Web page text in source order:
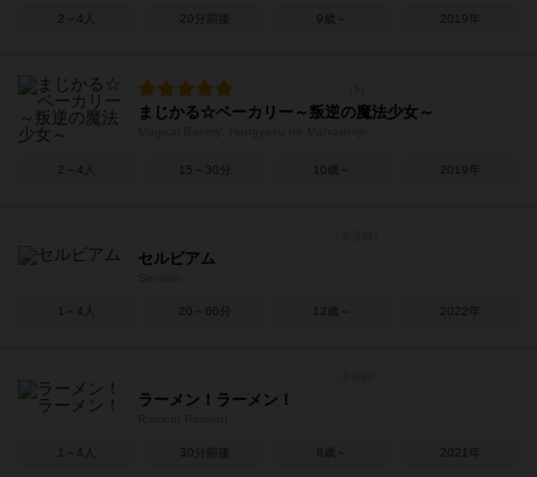
2～4人 20分前後 9歳～ 2019年
まじかる☆ベーカリー～叛逆の魔法少女～
2～4人 15～30分 10歳～ 2019年
セルビアム
1～4人 20～60分 12歳～ 2022年
ラーメン！ラーメン！
1～4人 30分前後 8歳～ 2021年